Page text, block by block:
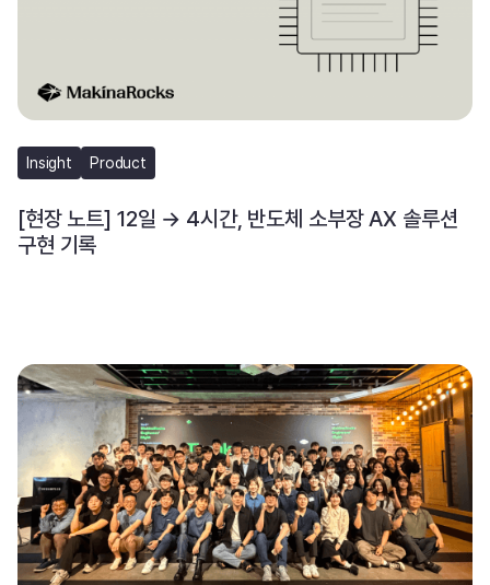
Insight Product
[현장 노트] 12일 → 4시간, 반도체 소부장 AX 솔루션
구현 기록